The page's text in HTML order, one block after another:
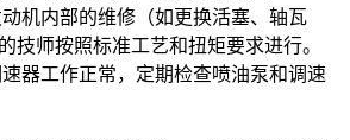
机内部的维修（如更换活塞、轴瓦
技师按照标准工艺和扭矩要求进行。
器工作正常，定期检查喷油泵和调速